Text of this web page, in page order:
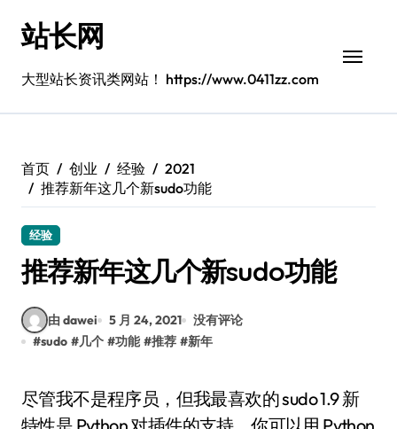
站长网
大型站长资讯类网站！ https://www.0411zz.com
首页 创业 经验
2021
推荐新年这几个新sudo功能
经验
推荐新年这几个新sudo功能
由 dawei 5 月 24, 2021
没有评论
#sudo #几个 #功能 #推荐 #新年
尽管我不是程序员，但我最喜欢的 sudo 1.9 新